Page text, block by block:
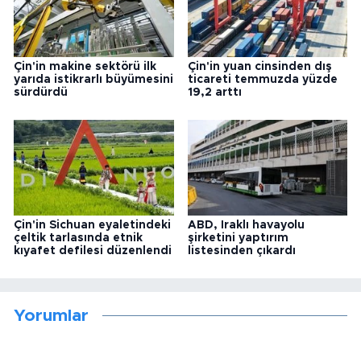
Çin'in makine sektörü ilk
yarıda istikrarlı büyümesini
sürdürdü
Çin'in yuan cinsinden dış
ticareti temmuzda yüzde
19,2 arttı
Çin'in Sichuan eyaletindeki
çeltik tarlasında etnik
kıyafet defilesi düzenlendi
ABD, Iraklı havayolu
şirketini yaptırım
listesinden çıkardı
Yorumlar